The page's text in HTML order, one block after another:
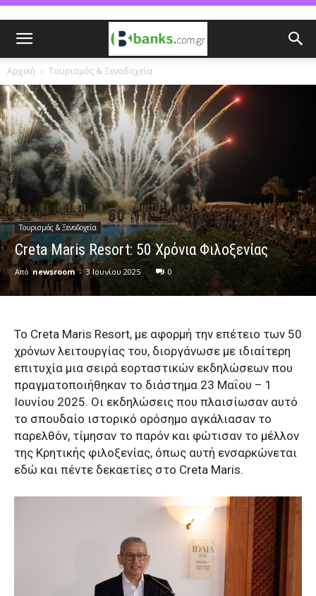
Αρχική Τουρισμός & Ξενοδοχεία
Τουρισμός & Ξενοδοχεία
Creta Maris Resort: 50 Χρόνια Φιλοξενίας
Από newsroom - 3 Ιουνίου 2025 0
Το Creta Maris Resort, με αφορμή την επέτειο των 50
χρόνων λειτουργίας του, διοργάνωσε με ιδιαίτερη
επιτυχία μια σειρά εορταστικών εκδηλώσεων που
πραγματοποιήθηκαν το διάστημα 23 Μαΐου – 1
Ιουνίου 2025. Οι εκδηλώσεις που πλαισίωσαν αυτό
το σπουδαίο ιστορικό ορόσημο αγκάλιασαν το
παρελθόν, τίμησαν το παρόν και φώτισαν το μέλλον
της Κρητικής φιλοξενίας, όπως αυτή ενσαρκώνεται
εδώ και πέντε δεκαετίες στο Creta Maris.